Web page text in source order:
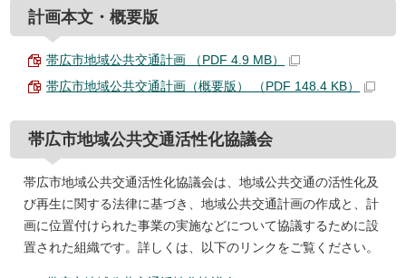
計画本文・概要版
帯広市地域公共交通計画 （PDF 4.9 MB）
帯広市地域公共交通計画（概要版） （PDF 148.4 KB）
帯広市地域公共交通活性化協議会
帯広市地域公共交通活性化協議会は、地域公共交通の活性化及
び再生に関する法律に基づき、地域公共交通計画の作成と、計
画に位置付けられた事業の実施などについて協議するために設
置された組織です。詳しくは、以下のリンクをご覧ください。